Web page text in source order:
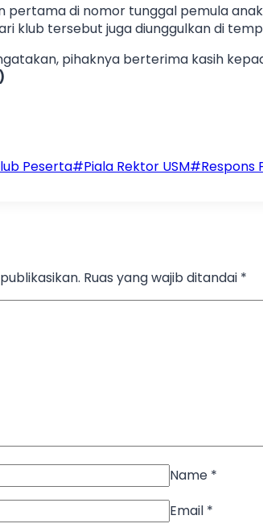
pertama di nomor tunggal pemula
klub tersebut juga diunggulkan di
pihaknya berterima kasih
Peserta#Piala Rektor USM#Respons
Ruas yang wajib ditandai *
Name *
Email *